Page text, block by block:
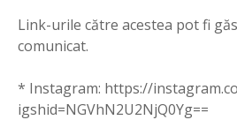
Link-urile către acestea pot fi
comunicat.
* Instagram: https://
igshid=NGVhN2U2NjQ0Yg==